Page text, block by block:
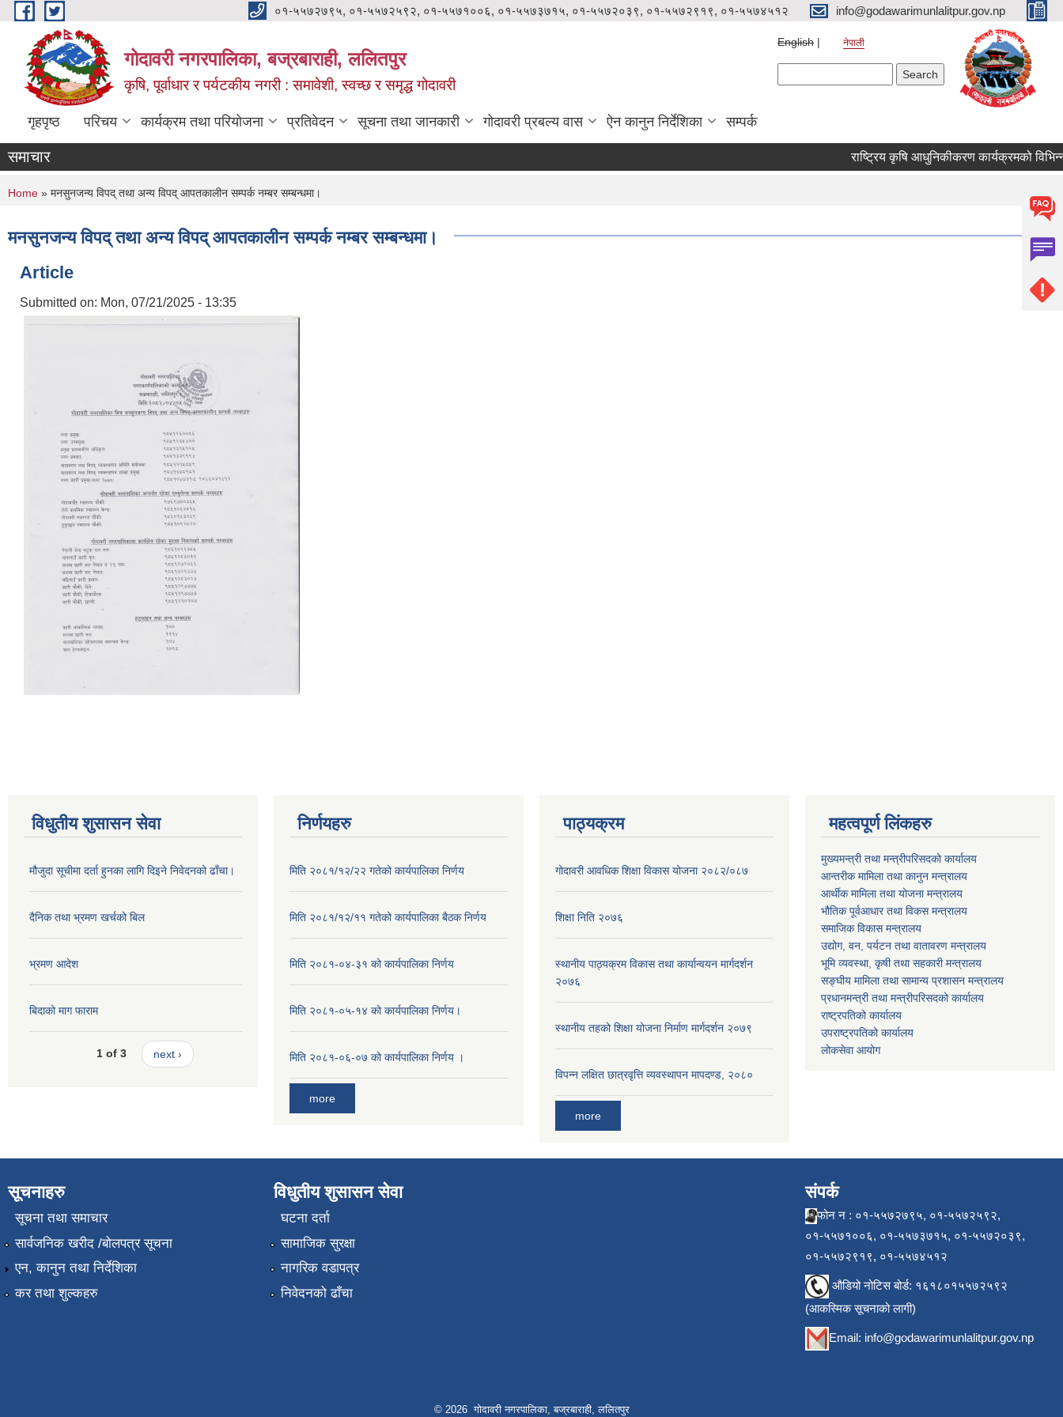
Skip to main content ०१-५५७२७९५, ०१-५५७२५९२, ०१-५५७१००६, ०१-५५७३७१५, ०१-५५७२०३९, ०१-५५७२९१९, ०१-५५७४५१२ info@godawarimunlalitpur.gov.np
गोदावरी नगरपालिका, बज्रबाराही, ललितपुर
कृषि, पूर्वाधार र पर्यटकीय नगरी : समावेशी, स्वच्छ र समृद्ध गोदावरी
English नेपाली
गृहपृष्ठ परिचय कार्यक्रम तथा परियोजना प्रतिवेदन सूचना तथा जानकारी गोदावरी प्रबल्य वास ऐन कानुन निर्देशिका सम्पर्क
समाचार
You are here
Home » मनसुनजन्य विपद् तथा अन्य विपद् आपतकालीन सम्पर्क नम्बर सम्बन्धमा।
मनसुनजन्य विपद् तथा अन्य विपद् आपतकालीन सम्पर्क नम्बर सम्बन्धमा।
Article
Submitted on: Mon, 07/21/2025 - 13:35
विधुतीय शुसासन सेवा
मौजुदा सूचीमा दर्ता हुनका लागि दिइने निवेदनको ढाँचा।
दैनिक तथा भ्रमण खर्चको बिल
भ्रमण आदेश
बिदाको माग फाराम
1 of 3 next ›
निर्णयहरु
मिति २०८१/१२/२२ गतेको कार्यपालिका निर्णय
मिति २०८१/१२/११ गतेको कार्यपालिका बैठक निर्णय
मिति २०८१-०४-३१ को कार्यपालिका निर्णय
मिति २०८१-०५-१४ को कार्यपालिका निर्णय।
मिति २०८१-०६-०७ को कार्यपालिका निर्णय ।
more
पाठ्यक्रम
गोदावरी आवधिक शिक्षा विकास योजना २०८२/०८७
शिक्षा निति २०७६
स्थानीय पाठ्यक्रम विकास तथा कार्यान्वयन मार्गदर्शन
२०७६
स्थानीय तहको शिक्षा योजना निर्माण मार्गदर्शन २०७९
विपन्न लक्षित छात्रवृत्ति व्यवस्थापन मापदण्ड, २०८०
more
महत्वपूर्ण लिंकहरु
मुख्यमन्त्री तथा मन्त्रीपरिसदको कार्यालय
आन्तरीक मामिला तथा कानुन मन्त्रालय
आर्थीक मामिला तथा योजना मन्त्रालय
भौतिक पूर्वआधार तथा विकस मन्त्रालय
समाजिक विकास मन्त्रालय
उद्योग, वन, पर्यटन तथा वातावरण मन्त्रालय
भूमि व्यवस्था, कृषी तथा सहकारी मन्त्रालय
सङ्घीय मामिला तथा सामान्य प्रशासन मन्त्रालय
प्रधानमन्त्री तथा मन्त्रीपरिसदको कार्यालय
राष्ट्रपतिको कार्यालय
उपराष्ट्रपतिको कार्यालय
लोकसेवा आयोग
सूचनाहरु
सूचना तथा समाचार
सार्वजनिक खरीद /बोलपत्र सूचना
एन, कानुन तथा निर्देशिका
कर तथा शुल्कहरु
विधुतीय शुसासन सेवा
घटना दर्ता
सामाजिक सुरक्षा
नागरिक वडापत्र
निवेदनको ढाँचा
संपर्क
फोन न : ०१-५५७२७९५, ०१-५५७२५९२,
०१-५५७१००६, ०१-५५७३७१५, ०१-५५७२०३९,
०१-५५७२९१९, ०१-५५७४५१२
औडियो नोटिस बोर्ड: १६१८०१५५७२५९२
(आकस्मिक सूचनाको लागी)
Email: info@godawarimunlalitpur.gov.np
© 2026 गोदावरी नगरपालिका, बज्रबाराही, ललितपुर